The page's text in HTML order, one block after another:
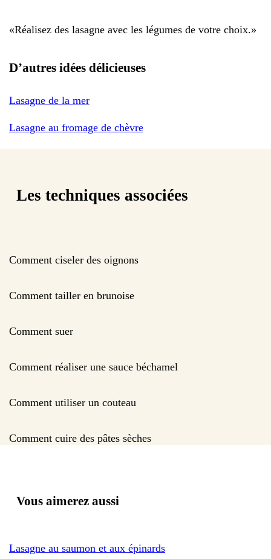
«Réalisez des lasagne avec les légumes de votre choix.»
D’autres idées délicieuses
Lasagne de la mer
Lasagne au fromage de chèvre
Les techniques associées
Comment ciseler des oignons
Comment tailler en brunoise
Comment suer
Comment réaliser une sauce béchamel
Comment utiliser un couteau
Comment cuire des pâtes sèches
Vous aimerez aussi
Lasagne au saumon et aux épinards